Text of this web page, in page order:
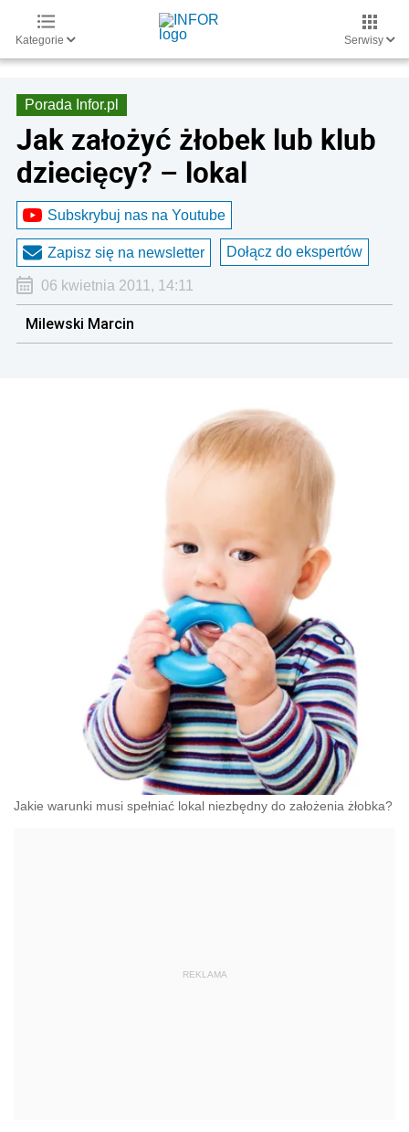
Kategorie Serwisy
Porada Infor.pl
Jak założyć żłobek lub klub
dziecięcy? – lokal
Subskrybuj nas na Youtube
Zapisz się na newsletter Dołącz do ekspertów
06 kwietnia 2011, 14:11
Milewski Marcin
Jakie warunki musi spełniać lokal niezbędny do założenia żłobka?